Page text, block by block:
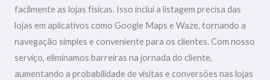
facilmente as lojas físicas. Isso inclui a listagem precisa das
lojas em aplicativos como Google Maps e Waze, tornando a
navegação simples e conveniente para os clientes. Com nosso
serviço, eliminamos barreiras na jornada do cliente,
aumentando a probabilidade de visitas e conversões nas lojas